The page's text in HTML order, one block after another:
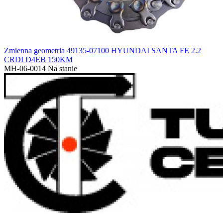
Zmienna geometria 49135-07100 HYUNDAI SANTA FE 2.2
CRDI D4EB 150KM
MH-06-0014 Na stanie